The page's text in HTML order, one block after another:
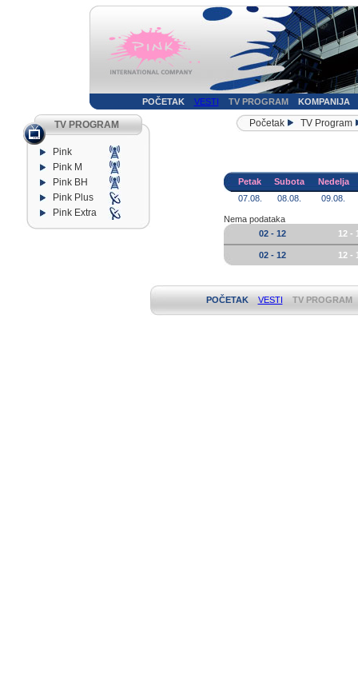
POČETAK VESTI TV PROGRAM KOMPANIJA
TV PROGRAM
Pink
Pink M
Pink BH
Pink Plus
Pink Extra
Početak TV Program
Petak Subota
Nedelja
07.08.
08.08. 09.08.
Nema podataka
02 - 12
12 -
02 - 12 12 -
POČETAK VESTI TV PROGRAM